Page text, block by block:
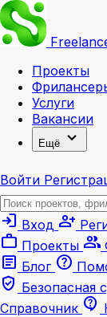
Проекты
Услуги
Вакансии
Ещё expand_more
Войти
login Вход person_add
work Проекты group
article Блог help
verified_user Безопасная
Справочник contact_support